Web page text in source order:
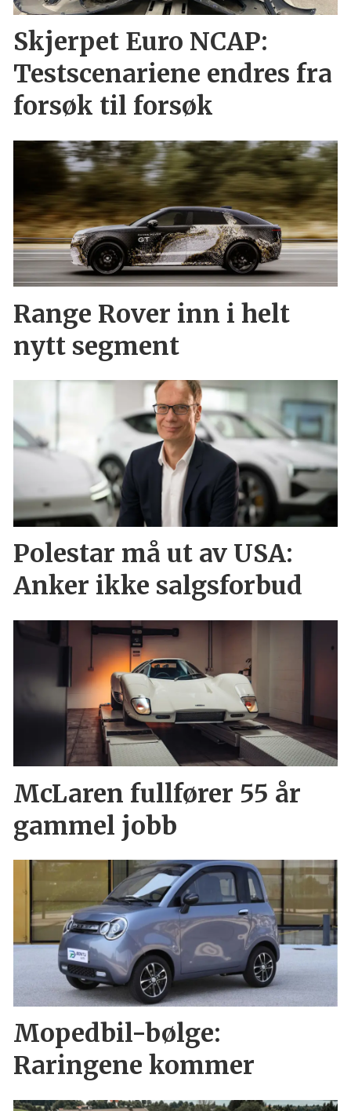
Skjerpet Euro NCAP:
Testscenariene endres fra
forsøk til forsøk
Range Rover inn i helt
nytt segment
Polestar må ut av USA:
Anker ikke salgsforbud
McLaren fullfører 55 år
gammel jobb
Mopedbil-bølge:
Raringene kommer